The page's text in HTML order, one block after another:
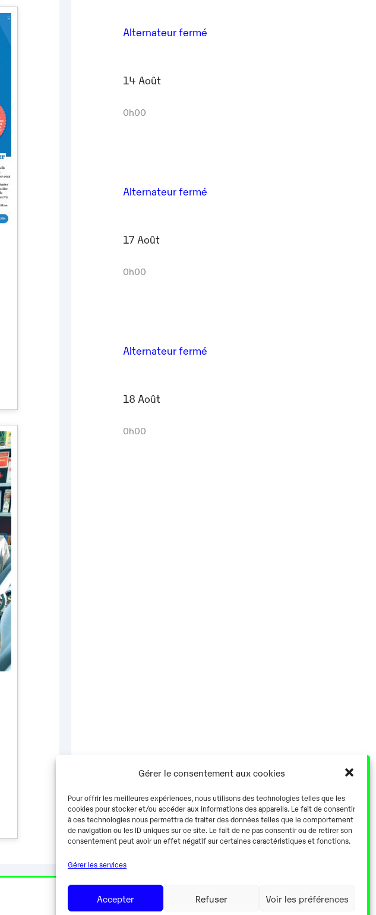
Gérer le consentement aux cookies
Pour offrir les meilleures expériences, nous utilisons des technologies telles que les
cookies pour stocker et/ou accéder aux informations des appareils. Le fait de consentir
à ces technologies nous permettra de traiter des données telles que le comportement
de navigation ou les ID uniques sur ce site. Le fait de ne pas consentir ou de retirer son
consentement peut avoir un effet négatif sur certaines caractéristiques et fonctions.
Gérer les services
Accepter Refuser Voir les préférences
Alternateur fermé
14 Août
0h00
Alternateur fermé
17 Août
0h00
Alternateur fermé
18 Août
0h00